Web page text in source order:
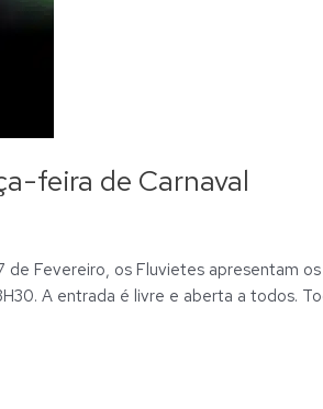
feira de Carnaval
de Fevereiro, os Fluvietes apresentam
A entrada é livre e aberta a todos.